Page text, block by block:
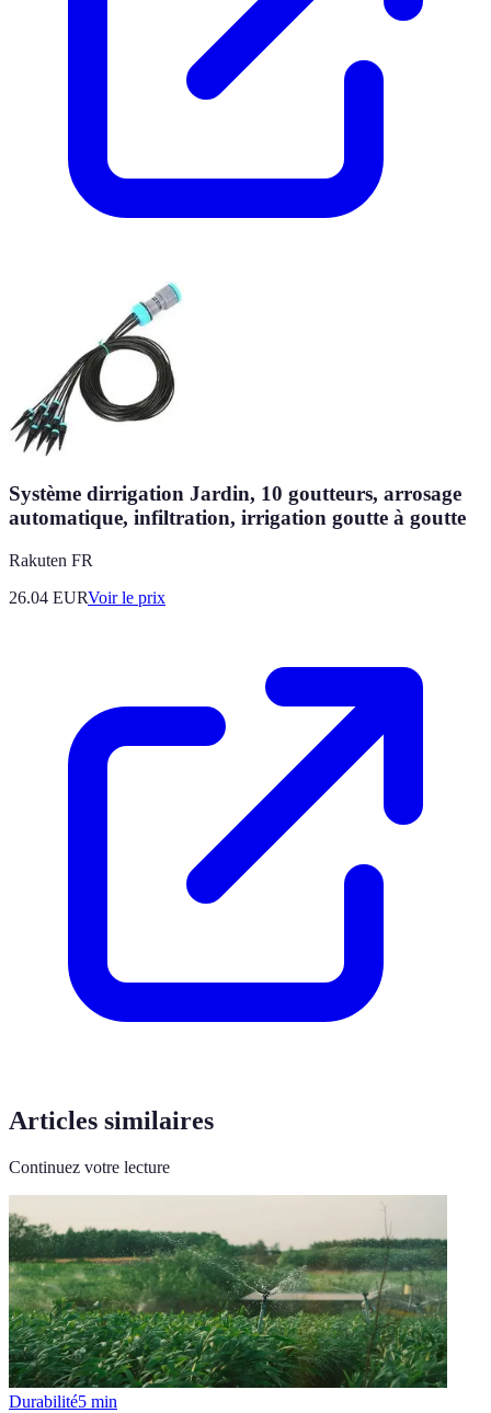
Système dirrigation Jardin, 10 goutteurs, arrosage
automatique, infiltration, irrigation goutte à goutte
Rakuten FR
26.04 EURVoir le prix
Articles similaires
Continuez votre lecture
Durabilité5 min